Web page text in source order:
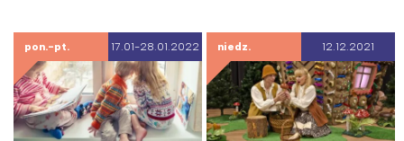
pon.-pt. 17.01-28.01.2022 niedz. 12.12.2021